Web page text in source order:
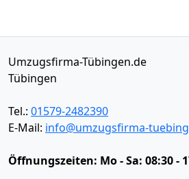
Umzugsfirma-Tübingen.de
Tübingen
Tel.: 01579-2482390
E-Mail: info@umzugsfirma-
Öffnungszeiten: Mo - Sa: 08:30 -